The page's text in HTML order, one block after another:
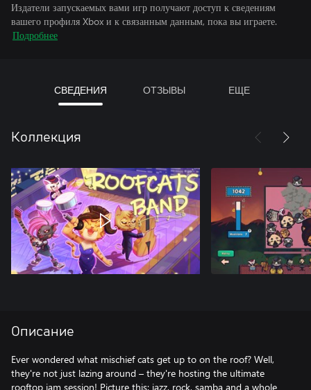
Издатели запускаемых вами игр получают доступ к сведениям
вашего профиля Xbox и к связанным данным, пока вы играете.
Подробнее
СВЕДЕНИЯ ОТЗЫВЫ ЕЩЕ
Коллекция
Описание
Ever wondered what mischief cats get up to on the roof? Well,
they're not just lazing around – they're hosting the ultimate
rooftop jam session! Picture this: jazz, rock, samba and a whole